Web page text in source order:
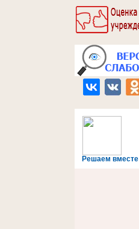
Решаем вместе